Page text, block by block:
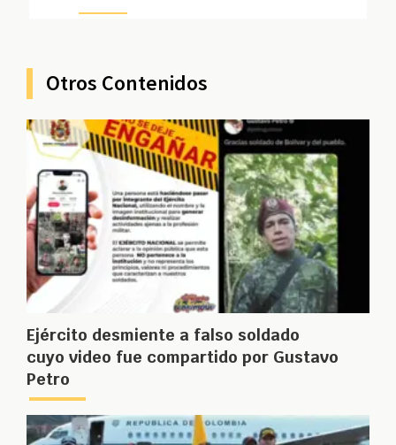
Otros Contenidos
Ejército desmiente a falso soldado
cuyo video fue compartido por Gustavo
Petro